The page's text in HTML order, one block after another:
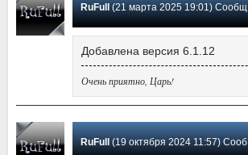
RuFull (21 марта 2025 19:01) Сообщение #8
Добавлена версия 6.1.12
Очень приятно, Царь!
RuFull (19 октября 2024 11:57) Сообщение #7